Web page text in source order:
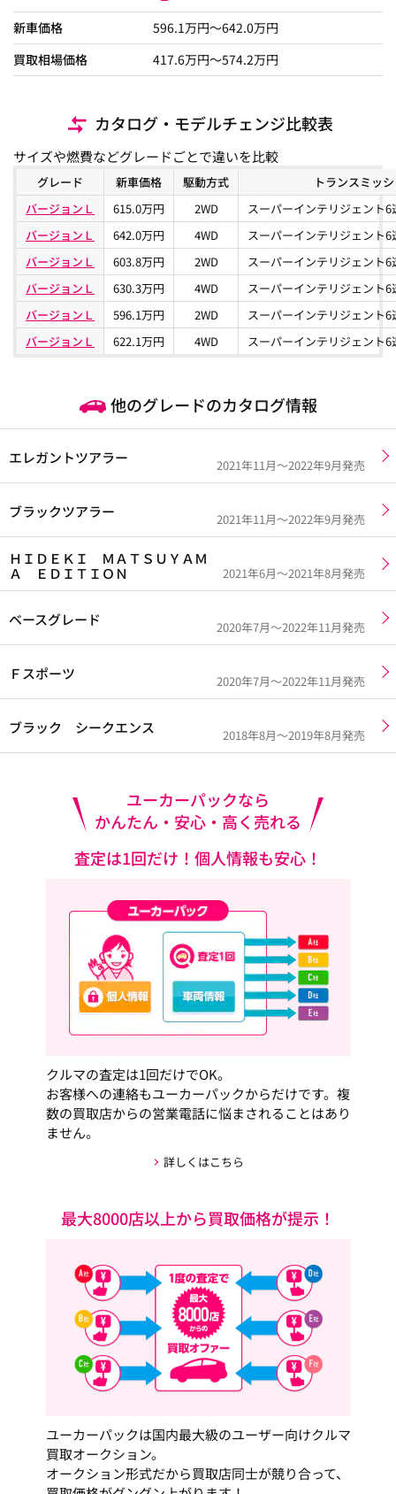
新車価格 596.1万円～642.0万円
買取相場価格
417.6万円〜574.2万円
カタログ・モデルチェンジ比較表
サイズや燃費などグレードごとで違いを比較
グレード 新車価格 駆動方式
トランスミッ
バージョンＬ
615.0万円 2WD
スーパーインテリジェント
バージョンＬ
642.0万円 4WD
スーパーインテリジェント
バージョンＬ
603.8万円 2WD
スーパーインテリジェント
バージョンＬ
630.3万円 4WD
スーパーインテリジェント
バージョンＬ
596.1万円 2WD
スーパーインテリジェント
バージョンＬ
622.1万円 4WD スーパーインテリジェント
他のグレードのカタログ情報
エレガントツアラー 2021年11月～2022年9月発売
ブラックツアラー 2021年11月～2022年9月発売
ＨＩＤＥＫＩ ＭＡＴＳＵＹＡＭ
Ａ ＥＤＩＴＩＯＮ
2021年6月～2021年8月発売
ベースグレード 2020年7月～2022年11月発売
Ｆスポーツ 2020年7月～2022年11月発売
ブラック シークエンス 2018年8月～2019年8月発売
ユーカーパックなら
かんたん・安心・高く売れる
査定は1回だけ！個人情報も安心！
クルマの査定は1回だけでOK。
お客様への連絡もユーカーパックからだけです。複
数の買取店からの営業電話に悩まされることはあり
ません。
詳しくはこちら
最大8000店以上から買取価格が提示！
ユーカーパックは国内最大級のユーザー向けクルマ
買取オークション。
オークション形式だから買取店同士が競り合って、